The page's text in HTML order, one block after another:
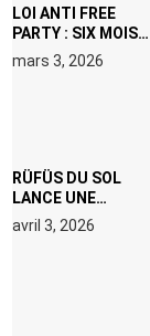
LOI ANTI FREE
PARTY : SIX MOIS
DE PRISON ET 5
000 € D’AMENDE
mars 3, 2026
RÜFÜS DU SOL
LANCE UNE
RÉSIDENCE DJ
SET DE QUATRE
avril 3, 2026